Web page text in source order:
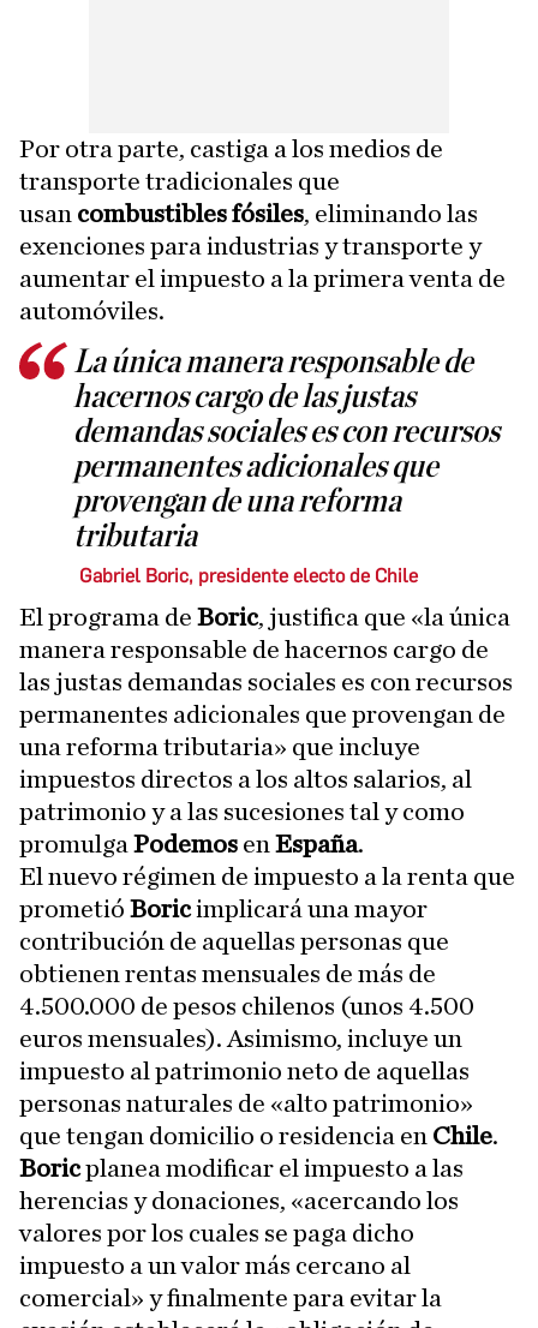
Por otra parte, castiga a los medios de
transporte tradicionales que
usan combustibles fósiles, eliminando las
exenciones para industrias y transporte y
aumentar el impuesto a la primera venta de
automóviles.
La única manera responsable de
hacernos cargo de las justas
demandas sociales es con recursos
permanentes adicionales que
provengan de una reforma
tributaria
Gabriel Boric, presidente electo de Chile
El programa de Boric, justifica que «la única
manera responsable de hacernos cargo de
las justas demandas sociales es con recursos
permanentes adicionales que provengan de
una reforma tributaria» que incluye
impuestos directos a los altos salarios, al
patrimonio y a las sucesiones tal y como
promulga Podemos en España.
El nuevo régimen de impuesto a la renta que
prometió Boricimplicará una mayor
contribución de aquellas personas que
obtienen rentas mensuales de más de
4.500.000 de pesos chilenos (unos 4.500
euros mensuales). Asimismo, incluye un
impuesto al patrimonio neto de aquellas
personas naturales de «alto patrimonio»
que tengan domicilio o residencia en Chile.
Boricplanea modificar el impuesto a las
herencias y donaciones, «acercando los
valores por los cuales se paga dicho
impuesto a un valor más cercano al
comercial» y finalmente para evitar la